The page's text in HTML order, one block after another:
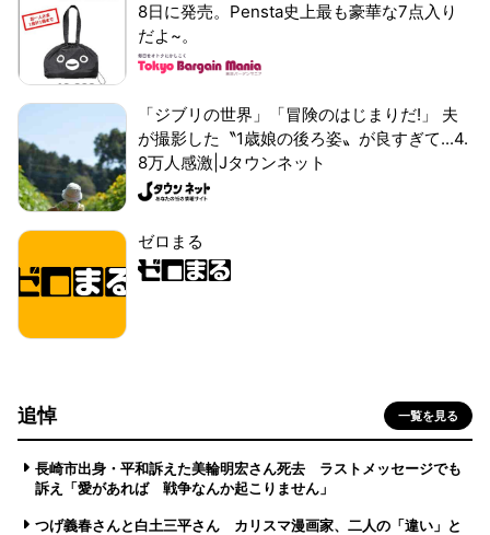
8日に発売。Pensta史上最も豪華な7点入り
だよ~。
「ジブリの世界」「冒険のはじまりだ!」 夫
が撮影した〝1歳娘の後ろ姿〟が良すぎて...4.
8万人感激|Jタウンネット
ゼロまる
追悼 一覧を見る
長崎市出身・平和訴えた美輪明宏さん死去 ラストメッセージでも
訴え「愛があれば 戦争なんか起こりません」
つげ義春さんと白土三平さん カリスマ漫画家、二人の「違い」と